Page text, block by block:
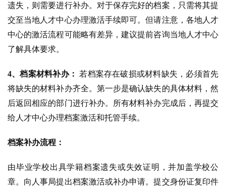
遗失，则需要进行补办。对于保存完好的档案，只需将其提
交至当地人才中心办理激活手续即可。但请注意，各地人才
中心的激活流程可能略有差异，建议提前咨询当地人才中心
了解具体要求。
4、档案材料补办：
若档案存在破损或材料缺失，必须首先
将缺失的材料补办齐全。第一步是确认缺失的具体材料，然
后返回相应的部门进行补办。所有材料补办完成后，再提交
给人才中心办理档案激活和托管手续。
档案补办流程：
由毕业学校出具学籍档案遗失或失效证明，并加盖学校公
章。向人事局提出档案激活或补办申请。提交身份证复印件